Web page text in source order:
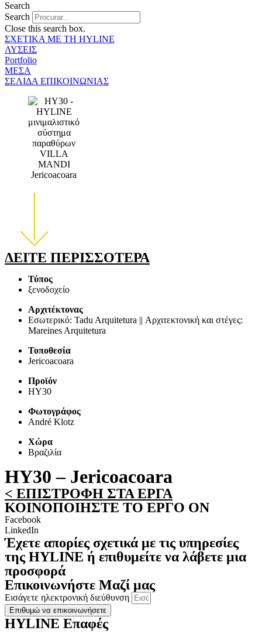
Search
Search
Close this search box.
ΣΧΕΤΙΚΑ ΜΕ ΤΗ HYLINE
ΛΥΣΕΙΣ
Portfolio
ΜΕΣΑ
ΣΕΛΙΔΑ ΕΠΙΚΟΙΝΩΝΙΑΣ
ΔΕΙΤΕ ΠΕΡΙΣΣΟΤΕΡΑ
Τύπος
ξενοδοχείο
Αρχιτέκτονας
Εσωτερικό: Tadu Arquitetura || Αρχιτεκτονική και στέγες:
Mareines Arquitetura
Τοποθεσία
Jericoacoara
Προϊόν
HY30
Φωτογράφος
André Klotz
Χώρα
Βραζιλία
HY30 – Jericoacoara
< ΕΠΙΣΤΡΟΦΗ ΣΤΑ ΕΡΓΑ
ΚΟΙΝΟΠΟΙΗΣΤΕ ΤΟ ΕΡΓΟ ON
Facebook
LinkedIn
Έχετε απορίες σχετικά με τις υπηρεσίες
της ΗYLINE ή επιθυμείτε να λάβετε μια
προσφορά
Επικοινωνήστε Μαζί μας
Εισάγετε ηλεκτρονική διεύθυνση
Επιθυμώ να επικοινωνήσετε
HYLINE Επαφές